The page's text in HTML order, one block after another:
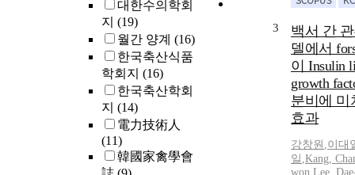
대한수의학회
지 (19)
월간 양계 (16)
한국축산식품
학회지 (16)
한국축산학회
지 (14)
電力技術人
(11)
韓國家禽學會
3
백서 간
델에서
이 Insulin
growth
분비에 미
효과
강창원 ,이대
일 ,Kang,
won,Lee,